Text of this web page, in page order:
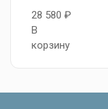
28 580 ₽
В
корзину